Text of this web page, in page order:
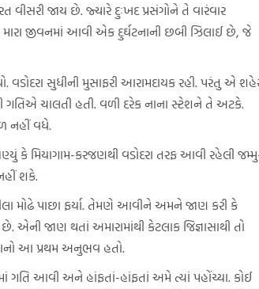
જાય છે. જ્યારે દુઃખદ પ્રસંગોને તે વારંવાર
જીવનમાં આવી એક દુર્ઘટનાની છબી ઝિલાઈ છે, જે
સુધીની મુસાફરી આરામદાયક રહી. પરંતુ એ
ગતિએ ચાલતી હતી. વળી દરેક નાના સ્ટેશને તે અટકે.
નહીં વધે.
મિયાગામ-કરજણથી વડોદરા તરફ આવી રહેલી
શકે.
મોઢે પાછા ફર્યા. તેમણે આવીને અમને જાણ કરી કે
જાણ થતાં અમારામાંથી કેટલાક જિજ્ઞાસાથી તો
આ પ્રથમ અનુભવ હતો.
આવી અને હાંફતાં-હાંફતાં અમે ત્યાં પહોંચ્યા. કોઈ